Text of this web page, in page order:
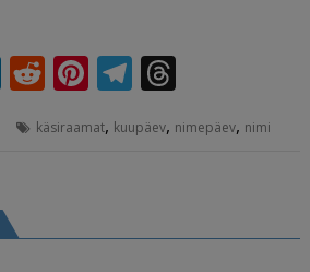
Li
k
dI
n
R
d
Pi
te
st
T
e
m
r
d
käsiraamat, kuupäev, nimepäev, nimi